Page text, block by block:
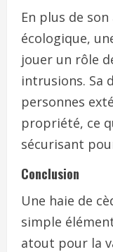
En plus de
écologique,
jouer un rôle
intrusions. Sa
personnes
propriété, ce
sécurisant
Conclusion
Une haie de
simple
atout pour la